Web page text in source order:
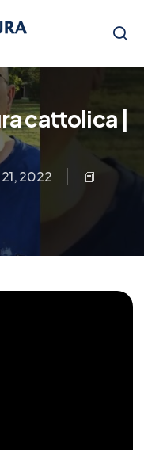
cattolica |
2022
📕